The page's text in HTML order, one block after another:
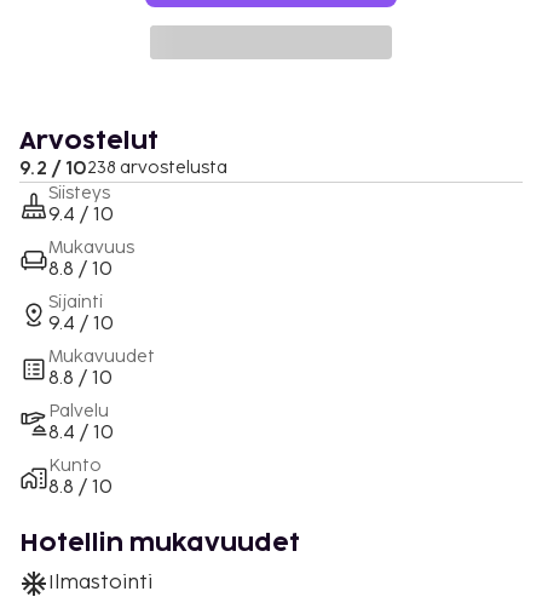
Arvostelut
9.2 / 10238 arvostelusta
Siisteys
9.4 / 10
Mukavuus
8.8 / 10
Sijainti
9.4 / 10
Mukavuudet
8.8 / 10
Palvelu
8.4 / 10
Kunto
8.8 / 10
Hotellin mukavuudet
Ilmastointi